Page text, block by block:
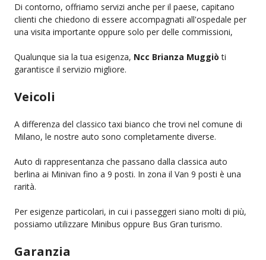
Di contorno, offriamo servizi anche per il paese, capitano
clienti che chiedono di essere accompagnati all'ospedale per
una visita importante oppure solo per delle commissioni,
Qualunque sia la tua esigenza, Ncc Brianza Muggiò ti
garantisce il servizio migliore.
Veicoli
A differenza del classico taxi bianco che trovi nel comune di
Milano, le nostre auto sono completamente diverse.
Auto di rappresentanza che passano dalla classica auto
berlina ai Minivan fino a 9 posti. In zona il Van 9 posti è una
rarità.
Per esigenze particolari, in cui i passeggeri siano molti di più,
possiamo utilizzare Minibus oppure Bus Gran turismo.
Garanzia